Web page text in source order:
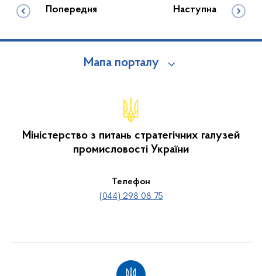
Попередня Наступна
Мапа порталу
Міністерство з питань стратегічних галузей
промисловості України
Телефон
(044) 298 08 75